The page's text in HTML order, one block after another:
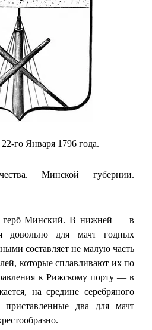
го Января 1796 года.
Минской губернии.
герб Минский. В нижней — в
довольно для мачт годных
составляет не малую часть
которые сплавливают их по
к Рижскому порту — в
на средине серебряного
два для мачт